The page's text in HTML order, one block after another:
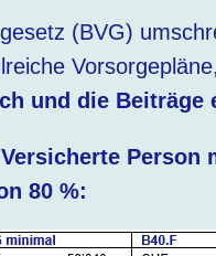
(BVG)
und die
Person
80 %: